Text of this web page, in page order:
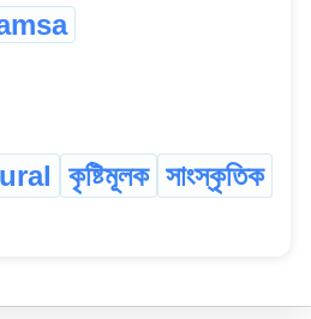
কৃষ্টিমূলক সাংস্কৃতিক